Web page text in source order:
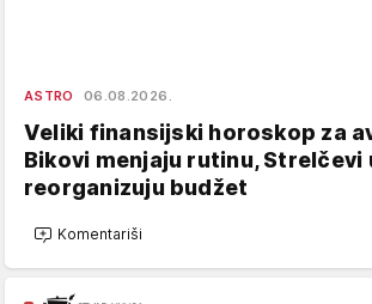
ASTRO 06.08.2026.
Veliki finansijski horoskop za
Bikovi menjaju rutinu, Strelčevi
reorganizuju budžet
Komentariši